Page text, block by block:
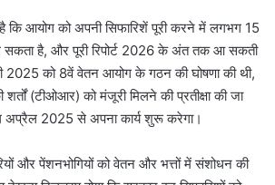
कि आयोग को अपनी सिफारिशें पूरी करने में लगभग 15
है, और पूरी रिपोर्ट 2026 के अंत तक आ सकती
को 8वें वेतन आयोग के गठन की घोषणा की थी,
(टीओआर) को मंजूरी मिलने की प्रतीक्षा की जा
अप्रैल 2025 से अपना कार्य शुरू करेगा।
और पेंशनभोगियों को वेतन और भत्तों में संशोधन की